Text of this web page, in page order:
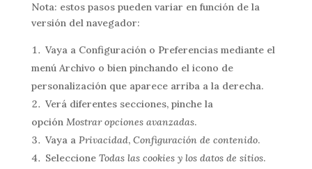
Nota: estos pasos pueden variar en función de la
versión del navegador:
Vaya a Configuración o Preferencias mediante el
menú Archivo o bien pinchando el icono de
personalización que aparece arriba a la derecha.
Verá diferentes secciones, pinche la
opción Mostrar opciones avanzadas.
Vaya a Privacidad, Configuración de contenido.
Seleccione Todas las cookies y los datos de sitios.